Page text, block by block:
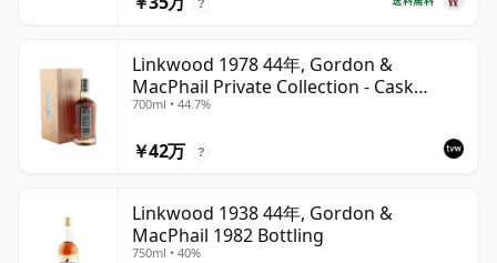
?
Linkwood 1978 44年, Gordon &
MacPhail Private Collection - Cask
10690
700ml • 44.7%
￥42万 ?
Linkwood 1938 44年, Gordon &
MacPhail 1982 Bottling
750ml • 40%